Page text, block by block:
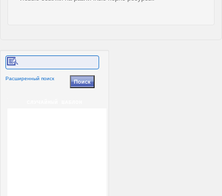
Расширенный поиск